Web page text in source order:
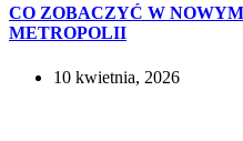
CO ZOBACZYĆ W
METROPOLII
10 kwietnia, 2026